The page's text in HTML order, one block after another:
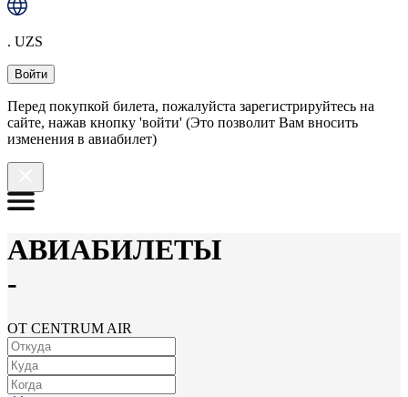
. UZS
Войти
Перед покупкой билета, пожалуйста зарегистрируйтесь на
сайте, нажав кнопку 'войти' (Это позволит Вам вносить
изменения в авиабилет)
АВИАБИЛЕТЫ
-
ОТ CENTRUM AIR